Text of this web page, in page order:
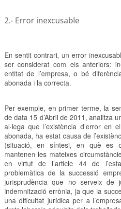
2.- Error inexcusable
En sentit contrari, un error
ser considerat com els anteriors:
entitat de l’empresa, o bé
abonada i la correcta.
Per exemple, en primer terme, la
de data 15 d’Abril de 2011, analitza
al·lega que l’existència d’error en
abonada, ha estat causa de
(situació, en síntesi, en què es
mantenen les mateixes
en virtut de l’article 44 de
problemàtica de la successió
jurisprudència que no serveix de
indemnització errònia, ja que la
una dificultat jurídica per a